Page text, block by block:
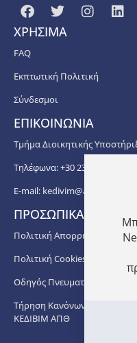
ΧΡΗΣΙΜΑ
FAQ
Εκπτωτική Πολιτική
Σύνδεσμοι
ΕΠΙΚΟΙΝΩΝΙΑ
Τμήμα Διοικητικής
Τηλέφωνα: +30 2310 99 67 -76,
E-mail: kedivim@auth.gr
ΠΡΟΣΩΠΙΚΑ
Πολιτική Απορρήτου
Πολιτική Cookies
Οδηγός Πνευματικής
Τήρηση Κανόνων στο
ΚΕΔΙΒΙΜ ΑΠΘ